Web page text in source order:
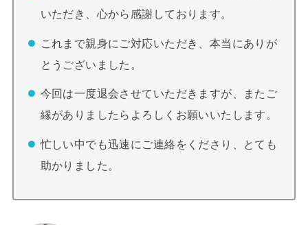
いただき、心から感謝しております。
これまで親身にご対応いただき、本当にありが
とうございました。
今回は一度退会させていただきますが、またご
縁がありましたらよろしくお願いいたします。
忙しい中でも迅速にご連絡をくださり、とても
助かりました。